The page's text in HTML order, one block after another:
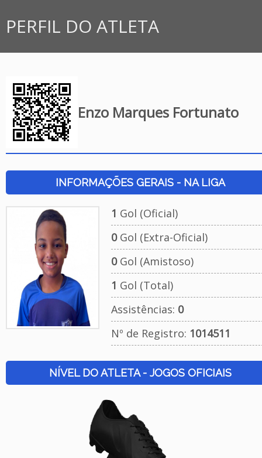
PERFIL DO ATLETA
Enzo Marques Fortunato
INFORMAÇÕES GERAIS - NA LIGA
1 Gol (Oficial)
0Gol (Extra-Oficial)
0Gol (Amistoso)
1 Gol (Total)
Assistências: 0
Nº de Registro: 1014511
NÍVEL DO ATLETA - JOGOS OFICIAIS